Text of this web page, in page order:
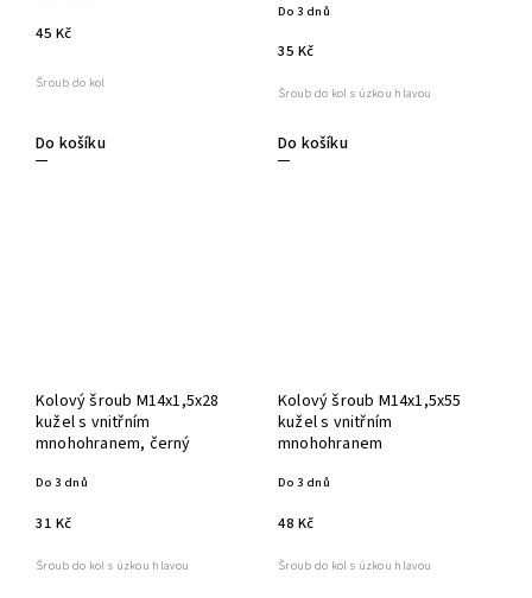
45 Kč
Do košíku
Šroub do kol
Do 3 dnů
35 Kč
Do košíku
Šroub do kol s úzkou hlavou
Kolový šroub M14x1,5x28
kužel s vnitřním
mnohohranem, černý
Do 3 dnů
31 Kč
Šroub do kol s úzkou hlavou
Kolový šroub M14x1,5x55
kužel s vnitřním
mnohohranem
Do 3 dnů
48 Kč
Šroub do kol s úzkou hlavou